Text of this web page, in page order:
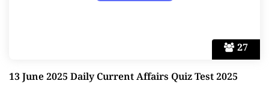
27
13 June 2025 Daily Current Affairs Quiz Test 2025